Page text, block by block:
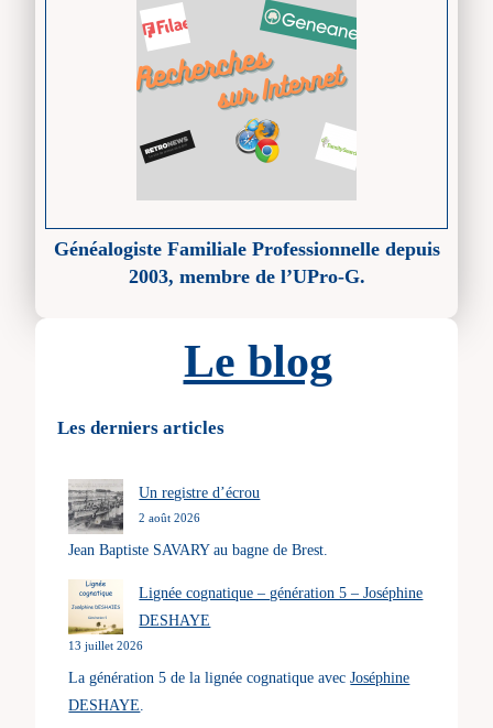
Généalogiste Familiale Professionnelle depuis
2003, membre de l’UPro-G.
Le blog
Les derniers articles
Un registre d’écrou
2 août 2026
Jean Baptiste SAVARY au bagne de Brest.
Lignée cognatique – génération 5 – Joséphine
DESHAYE
13 juillet 2026
La génération 5 de la lignée cognatique avecJoséphine
DESHAYE.